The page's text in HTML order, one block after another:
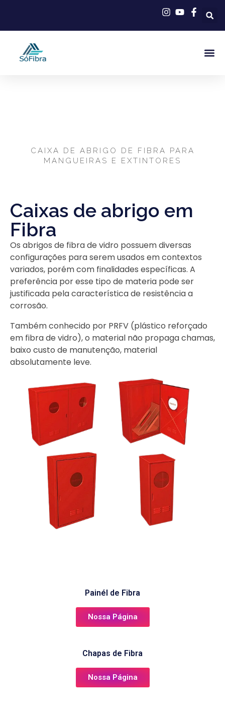
CAIXA DE ABRIGO DE FIBRA PARA
MANGUEIRAS E EXTINTORES
Caixas de abrigo em
Fibra
Os abrigos de fibra de vidro possuem diversas
configurações para serem usados em contextos
variados, porém com finalidades específicas. A
preferência por esse tipo de materia pode ser
justificada pela característica de resistência a
corrosão.
Também conhecido por PRFV (plástico reforçado
em fibra de vidro), o material não propaga chamas,
baixo custo de manutenção, material
absolutamente leve.
Painél de Fibra
Nossa Página
Chapas de Fibra
Nossa Página